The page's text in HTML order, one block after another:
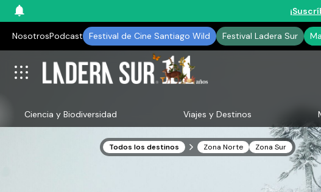
NosotrosPodcast Festival de Cine Santiago Wild Festival Ladera Sur
Ciencia y Biodiversidad Viajes y Destinos
Todos los destinos Zona Norte Zona Sur